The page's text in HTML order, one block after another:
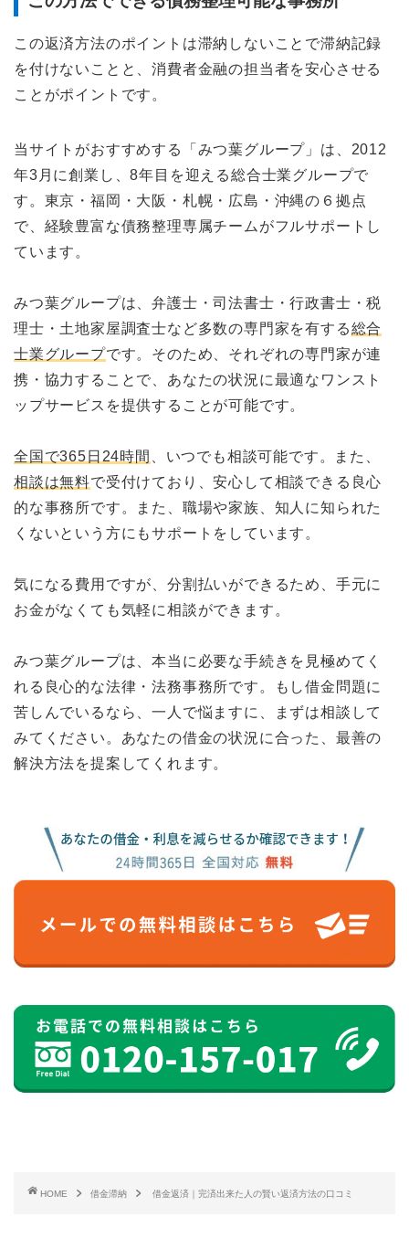
この返済方法のポイントは滞納しないことで滞納記録
を付けないことと、消費者金融の担当者を安心させる
ことがポイントです。
当サイトがおすすめする「みつ葉グループ」は、2012
年3月に創業し、8年目を迎える総合士業グループで
す。東京・福岡・大阪・札幌・広島・沖縄の６拠点
で、経験豊富な債務整理専属チームがフルサポートし
ています。
みつ葉グループは、弁護士・司法書士・行政書士・税
理士・土地家屋調査士など多数の専門家を有する総合
士業グループです。そのため、それぞれの専門家が連
携・協力することで、あなたの状況に最適なワンスト
ップサービスを提供することが可能です。
全国で365日24時間
、いつでも相談可能です。また、
相談は無料で受付けており、安心して相談できる良心
的な事務所です。また、職場や家族、知人に知られた
くないという方にもサポートをしています。
気になる費用ですが、分割払いができるため、手元に
お金がなくても気軽に相談ができます。
みつ葉グループは、本当に必要な手続きを見極めてく
れる良心的な法律・法務事務所です。もし借金問題に
苦しんでいるなら、一人で悩ますに、まずは相談して
みてください。あなたの借金の状況に合った、最善の
解決方法を提案してくれます。
HOME 借金滞納 借金返済｜完済出来た人の賢い返済方法の口コミ